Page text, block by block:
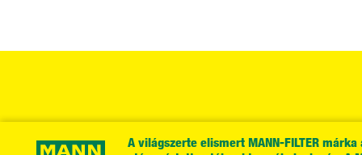
A világszerte elismert MANN-FILTER